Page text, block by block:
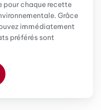
pour chaque recette
Grâce
immédiatement
préférés sont